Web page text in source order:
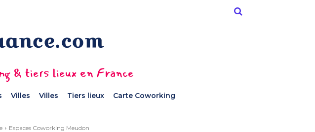
& tiers lieux en France
Villes Villes Tiers lieux Carte Coworking
Espaces Coworking Meudon